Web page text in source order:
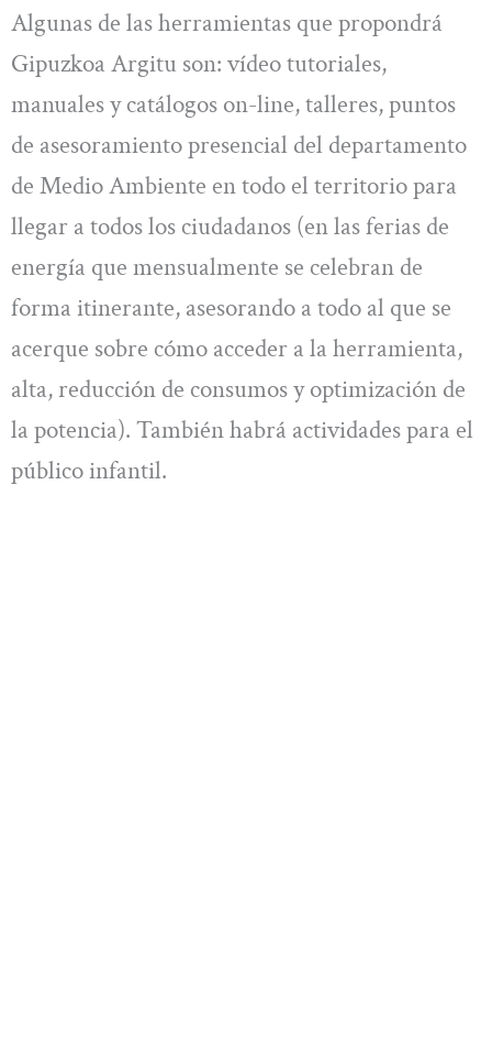
Algunas de las herramientas que propondrá
Gipuzkoa Argitu son: vídeo tutoriales,
manuales y catálogos on-line, talleres, puntos
de asesoramiento presencial del departamento
de Medio Ambiente en todo el territorio para
llegar a todos los ciudadanos (en las ferias de
energía que mensualmente se celebran de
forma itinerante, asesorando a todo al que se
acerque sobre cómo acceder a la herramienta,
alta, reducción de consumos y optimización de
la potencia). También habrá actividades para el
público infantil.